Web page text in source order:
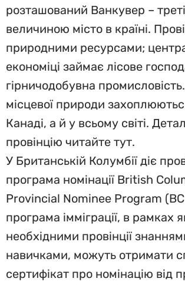
розташований Ванкувер –
величиною місто в країні.
природними ресурсами;
економіці займає лісове
гірничодобувна
місцевої природи
Канаді, а й у всьому світі.
провінцію читайте тут.
У Британській Колумбії діє
програма номінації British
Provincial Nominee Program
програма імміграції, в рамках
необхідними провінції
навичками, можуть отримати
сертифікат про номінацію від